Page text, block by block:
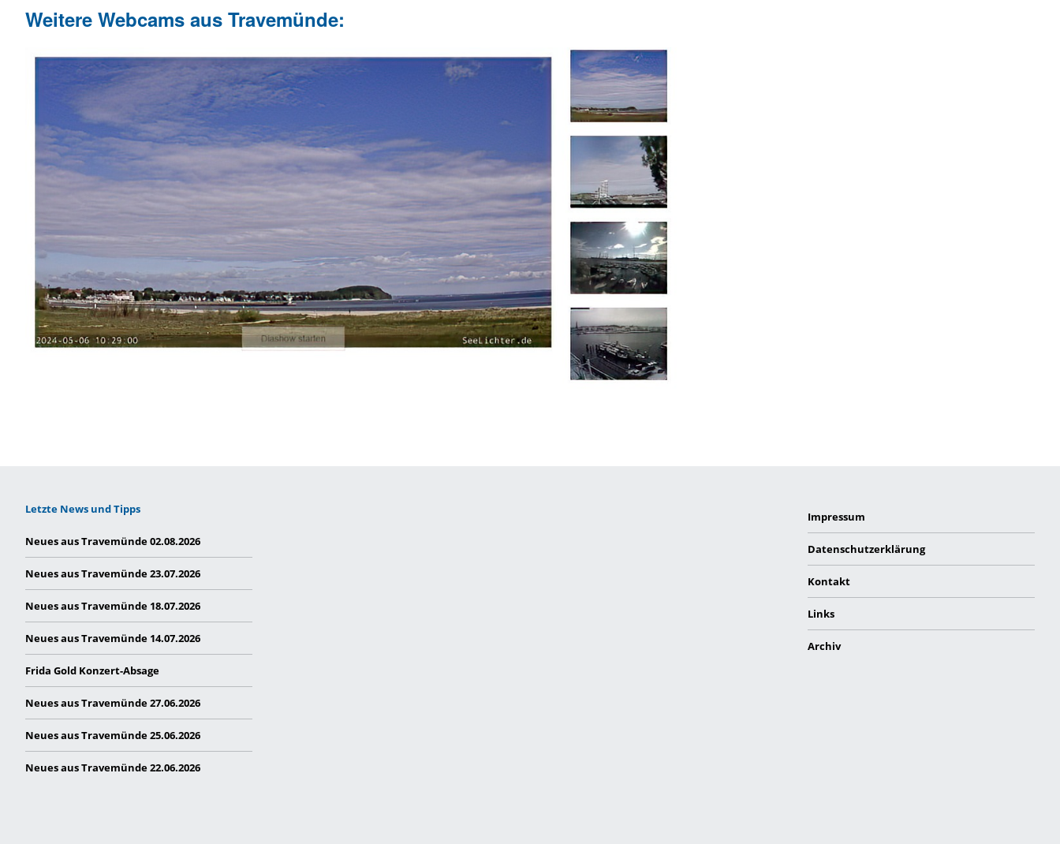
Weitere Webcams aus Travemünde:
Letzte News und Tipps
Neues aus Travemünde 02.08.2026
Neues aus Travemünde 23.07.2026
Neues aus Travemünde 18.07.2026
Neues aus Travemünde 14.07.2026
Frida Gold Konzert-Absage
Neues aus Travemünde 27.06.2026
Neues aus Travemünde 25.06.2026
Neues aus Travemünde 22.06.2026
Impressum
Datenschutzerklärung
Kontakt
Links
Archiv